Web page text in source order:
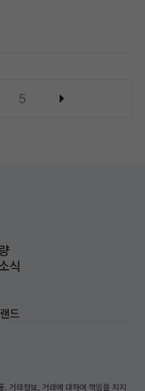
5
식
드
, 거래정보, 거래에 대하여 책임을 지지